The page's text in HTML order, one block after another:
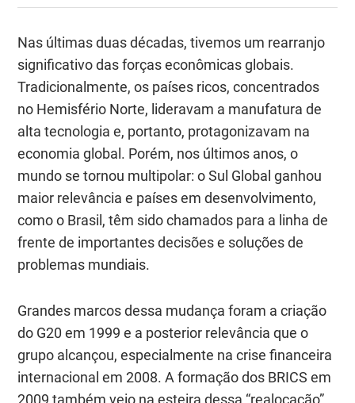
Nas últimas duas décadas, tivemos um rearranjo
significativo das forças econômicas globais.
Tradicionalmente, os países ricos, concentrados
no Hemisfério Norte, lideravam a manufatura de
alta tecnologia e, portanto, protagonizavam na
economia global. Porém, nos últimos anos, o
mundo se tornou multipolar: o Sul Global ganhou
maior relevância e países em desenvolvimento,
como o Brasil, têm sido chamados para a linha de
frente de importantes decisões e soluções de
problemas mundiais.
Grandes marcos dessa mudança foram a criação
do G20 em 1999 e a posterior relevância que o
grupo alcançou, especialmente na crise financeira
internacional em 2008. A formação dos BRICS em
2009 também veio na esteira dessa “realocação”